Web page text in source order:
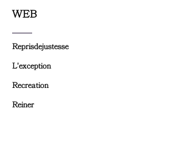
WEB
Reprisdejustesse
L'exception
Recreation
Reiner